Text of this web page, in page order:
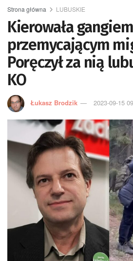
Strona główna LUBUSKIE
Kierowała gangiem
przemycającym
Poręczył za nią
KO
Łukasz Brodzik 2023-09-15